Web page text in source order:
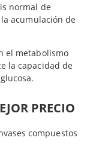
normal de
acumulación de
el metabolismo
la capacidad de
PRECIO
compuestos